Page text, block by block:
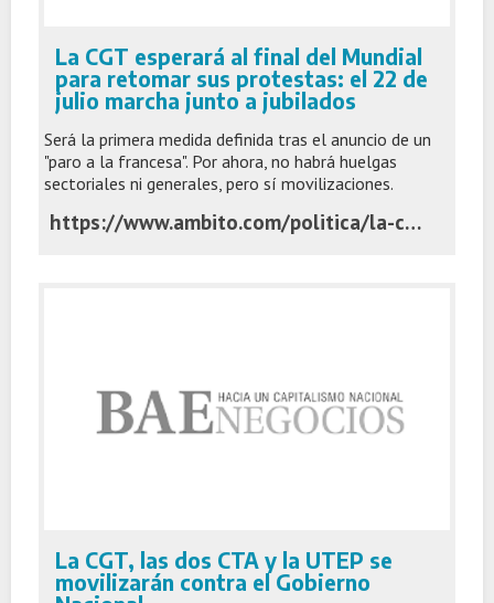
La CGT esperará al final del Mundial
para retomar sus protestas: el 22 de
julio marcha junto a jubilados
Será la primera medida definida tras el anuncio de un
"paro a la francesa". Por ahora, no habrá huelgas
sectoriales ni generales, pero sí movilizaciones.
https://www.ambito.com/politica/la-cgt-esperara-al-final-del-mundial-retomar-sus-protestas-el-22-julio-marcha-junto-jubilados-n6297342
La CGT, las dos CTA y la UTEP se
movilizarán contra el Gobierno